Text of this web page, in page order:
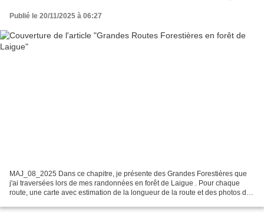
Publié le 20/11/2025 à 06:27
MAJ_08_2025 Dans ce chapitre, je présente des Grandes Forestières que
j'ai traversées lors de mes randonnées en forêt de Laigue . Pour chaque
route, une carte avec estimation de la longueur de la route et des photos de